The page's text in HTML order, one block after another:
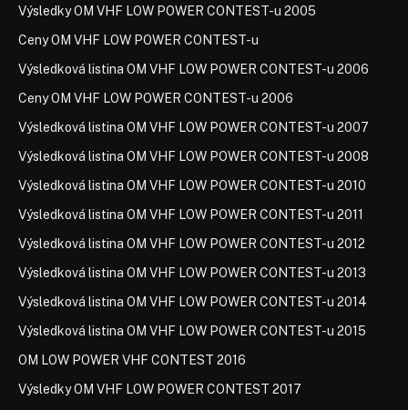
Výsledky OM VHF LOW POWER CONTEST-u 2005
Ceny OM VHF LOW POWER CONTEST-u
Výsledková listina OM VHF LOW POWER CONTEST-u 2006
Ceny OM VHF LOW POWER CONTEST-u 2006
Výsledková listina OM VHF LOW POWER CONTEST-u 2007
Výsledková listina OM VHF LOW POWER CONTEST-u 2008
Výsledková listina OM VHF LOW POWER CONTEST-u 2010
Výsledková listina OM VHF LOW POWER CONTEST-u 2011
Výsledková listina OM VHF LOW POWER CONTEST-u 2012
Výsledková listina OM VHF LOW POWER CONTEST-u 2013
Výsledková listina OM VHF LOW POWER CONTEST-u 2014
Výsledková listina OM VHF LOW POWER CONTEST-u 2015
OM LOW POWER VHF CONTEST 2016
Výsledky OM VHF LOW POWER CONTEST 2017